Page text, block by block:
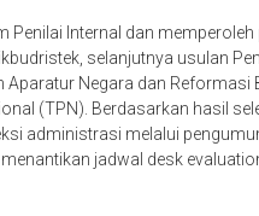
Penilai Internal dan
selanjutnya usulan
Aparatur Negara dan Reformasi
(TPN). Berdasarkan hasil
administrasi melalui
jadwal desk